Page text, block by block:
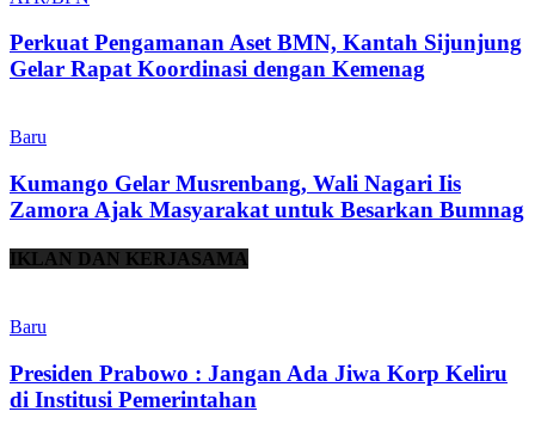
Perkuat Pengamanan Aset BMN, Kantah Sijunjung
Gelar Rapat Koordinasi dengan Kemenag
Baru
Kumango Gelar Musrenbang, Wali Nagari Iis
Zamora Ajak Masyarakat untuk Besarkan Bumnag
IKLAN DAN KERJASAMA
Baru
Presiden Prabowo : Jangan Ada Jiwa Korp Keliru
di Institusi Pemerintahan